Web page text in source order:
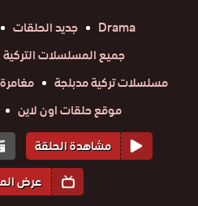
Drama
جديد الحلقات
جميع المسلسلات التركية
مسلسلات تركية مدبلجة
مغامرة
موقع حلقات اون لاين
مشاهدة الحلقة
عرض